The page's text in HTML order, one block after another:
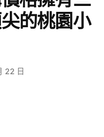
的桃園小
22 日